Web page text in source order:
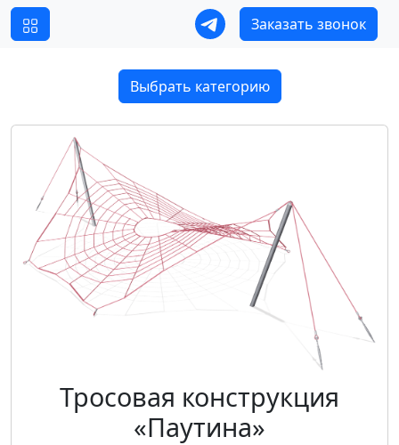
Заказать звонок
Выбрать категорию
Тросовая конструкция
«Паутина»